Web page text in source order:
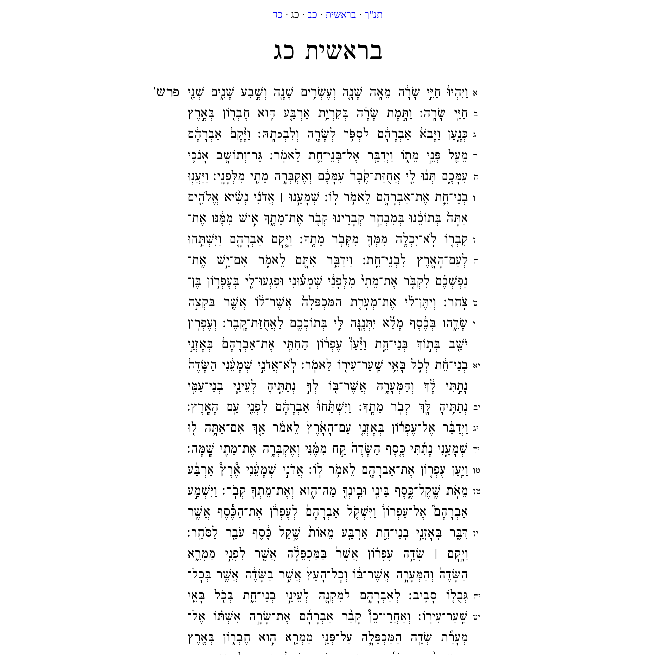
תנ"ך · בראשית · כב · כג · כד
בראשית כג
פרש' א וַיִּהְיוּ֙ חַיֵּ֣י שָׂרָ֔ה מֵאָ֥ה שָׁנָ֛ה וְעֶשְׂרִ֥ים שָׁנָ֖ה וְשֶׁ֣בַע שָׁנִ֑ים שְׁנֵ֖י
חַיֵּ֥י שָׂרָֽה׃ ב
וַתָּ֣מׇת שָׂרָ֗ה בְּקִרְיַ֥ת אַרְבַּ֛ע הִ֥וא חֶבְר֖וֹן בְּאֶ֣רֶץ
כְּנָ֑עַן וַיָּבֹא֙ אַבְרָהָ֔ם לִסְפֹּ֥ד לְשָׂרָ֖ה וְלִבְכֹּתָֽהּ׃ ג
וַיָּ֙קׇם֙ אַבְרָהָ֔ם
מֵעַ֖ל פְּנֵ֣י מֵת֑וֹ וַיְדַבֵּ֥ר אֶל־​בְּנֵי־​חֵ֖ת לֵאמֹֽר׃ ד
גֵּר־​וְתוֹשָׁ֥ב אָנֹכִ֖י
עִמָּכֶ֑ם תְּנ֨וּ לִ֤י אֲחֻזַּת־​קֶ֙בֶר֙ עִמָּכֶ֔ם וְאֶקְבְּרָ֥ה מֵתִ֖י מִלְּפָנָֽי׃ ה
וַיַּעֲנ֧וּ
בְנֵי־​חֵ֛ת אֶת־​אַבְרָהָ֖ם לֵאמֹ֥ר לֽוֹ׃ ו
שְׁמָעֵ֣נוּ ׀ אֲדֹנִ֗י נְשִׂ֨יא אֱלֹהִ֤ים
אַתָּה֙ בְּתוֹכֵ֔נוּ בְּמִבְחַ֣ר קְבָרֵ֔ינוּ קְבֹ֖ר אֶת־​מֵתֶ֑ךָ אִ֣ישׁ מִמֶּ֔נּוּ אֶת־​
קִבְר֛וֹ לֹֽא־​יִכְלֶ֥ה מִמְּךָ֖ מִקְּבֹ֥ר מֵתֶֽךָ׃ ז
וַיָּ֧קׇם אַבְרָהָ֛ם וַיִּשְׁתַּ֥חוּ
לְעַם־​הָאָ֖רֶץ לִבְנֵי־​חֵֽת׃ ח
וַיְדַבֵּ֥ר אִתָּ֖ם לֵאמֹ֑ר אִם־​יֵ֣שׁ אֶֽת־​
נַפְשְׁכֶ֗ם לִקְבֹּ֤ר אֶת־​מֵתִי֙ מִלְּפָנַ֔י שְׁמָע֕וּנִי וּפִגְעוּ־​לִ֖י בְּעֶפְר֥וֹן בֶּן־​
צֹֽחַר׃ ט
וְיִתֶּן־​לִ֗י אֶת־​מְעָרַ֤ת הַמַּכְפֵּלָה֙ אֲשֶׁר־​ל֔וֹ אֲשֶׁ֖ר בִּקְצֵ֣ה
שָׂדֵ֑הוּ בְּכֶ֨סֶף מָלֵ֜א יִתְּנֶ֥נָּה לִּ֛י בְּתוֹכְכֶ֖ם לַאֲחֻזַּת־​קָֽבֶר׃ י
וְעֶפְר֥וֹן
יֹשֵׁ֖ב בְּת֣וֹךְ בְּנֵי־​חֵ֑ת וַיַּ֩עַן֩ עֶפְר֨וֹן הַחִתִּ֤י אֶת־​אַבְרָהָם֙ בְּאׇזְנֵ֣י
בְנֵי־​חֵ֔ת לְכֹ֛ל בָּאֵ֥י שַֽׁעַר־​עִיר֖וֹ לֵאמֹֽר׃ יא
לֹֽא־​אֲדֹנִ֣י שְׁמָעֵ֔נִי הַשָּׂדֶה֙
נָתַ֣תִּי לָ֔ךְ וְהַמְּעָרָ֥ה אֲשֶׁר־​בּ֖וֹ לְךָ֣ נְתַתִּ֑יהָ לְעֵינֵ֧י בְנֵי־​עַמִּ֛י
נְתַתִּ֥יהָ לָּ֖ךְ קְבֹ֥ר מֵתֶֽךָ׃ יב וַיִּשְׁתַּ֙חוּ֙ אַבְרָהָ֔ם לִפְנֵ֖י עַ֥ם הָאָֽרֶץ׃
יג וַיְדַבֵּ֨ר אֶל־​עֶפְר֜וֹן בְּאׇזְנֵ֤י עַם־​הָאָ֙רֶץ֙ לֵאמֹ֔ר אַ֛ךְ אִם־​אַתָּ֥ה ל֖וּ
שְׁמָעֵ֑נִי נָתַ֜תִּי כֶּ֤סֶף הַשָּׂדֶה֙ קַ֣ח מִמֶּ֔נִּי וְאֶקְבְּרָ֥ה אֶת־​מֵתִ֖י שָֽׁמָּה׃ יד
וַיַּ֧עַן עֶפְר֛וֹן אֶת־​אַבְרָהָ֖ם לֵאמֹ֥ר לֽוֹ׃ טו
אֲדֹנִ֣י שְׁמָעֵ֔נִי אֶ֩רֶץ֩ אַרְבַּ֨ע
מֵאֹ֧ת שֶֽׁקֶל־​כֶּ֛סֶף בֵּינִ֥י וּבֵֽינְךָ֖ מַה־​הִ֑וא וְאֶת־​מֵתְךָ֖ קְבֹֽר׃ טז
וַיִּשְׁמַ֣ע
אַבְרָהָם֮ אֶל־​עֶפְרוֹן֒ וַיִּשְׁקֹ֤ל אַבְרָהָם֙ לְעֶפְרֹ֔ן אֶת־​הַכֶּ֕סֶף אֲשֶׁ֥ר
דִּבֶּ֖ר בְּאׇזְנֵ֣י בְנֵי־​חֵ֑ת אַרְבַּ֤ע מֵאוֹת֙ שֶׁ֣קֶל כֶּ֔סֶף עֹבֵ֖ר לַסֹּחֵֽר׃ יז
וַיָּ֣קׇם ׀ שְׂדֵ֣ה עֶפְר֗וֹן אֲשֶׁר֙ בַּמַּכְפֵּלָ֔ה אֲשֶׁ֖ר לִפְנֵ֣י מַמְרֵ֑א
הַשָּׂדֶה֙ וְהַמְּעָרָ֣ה אֲשֶׁר־​בּ֔וֹ וְכׇל־​הָעֵץ֙ אֲשֶׁ֣ר בַּשָּׂדֶ֔ה אֲשֶׁ֥ר בְּכׇל־​
גְּבֻל֖וֹ סָבִֽיב׃ יח
לְאַבְרָהָ֥ם לְמִקְנָ֖ה לְעֵינֵ֣י בְנֵי־​חֵ֑ת בְּכֹ֖ל בָּאֵ֥י
שַֽׁעַר־​עִירֽוֹ׃ יט
וְאַחֲרֵי־​כֵן֩ קָבַ֨ר אַבְרָהָ֜ם אֶת־​שָׂרָ֣ה אִשְׁתּ֗וֹ אֶל־​
מְעָרַ֞ת שְׂדֵ֧ה הַמַּכְפֵּלָ֛ה עַל־​פְּנֵ֥י מַמְרֵ֖א הִ֣וא חֶבְר֑וֹן בְּאֶ֖רֶץ